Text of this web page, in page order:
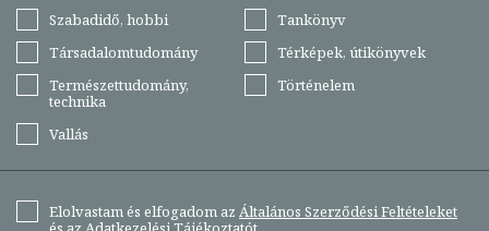
Szabadidő, hobbi
Tankönyv
Társadalomtudomány
Térképek, útikönyvek
Természettudomány,
technika
Történelem
Vallás
Elolvastam és elfogadom az Általános Szerződési Feltételeket